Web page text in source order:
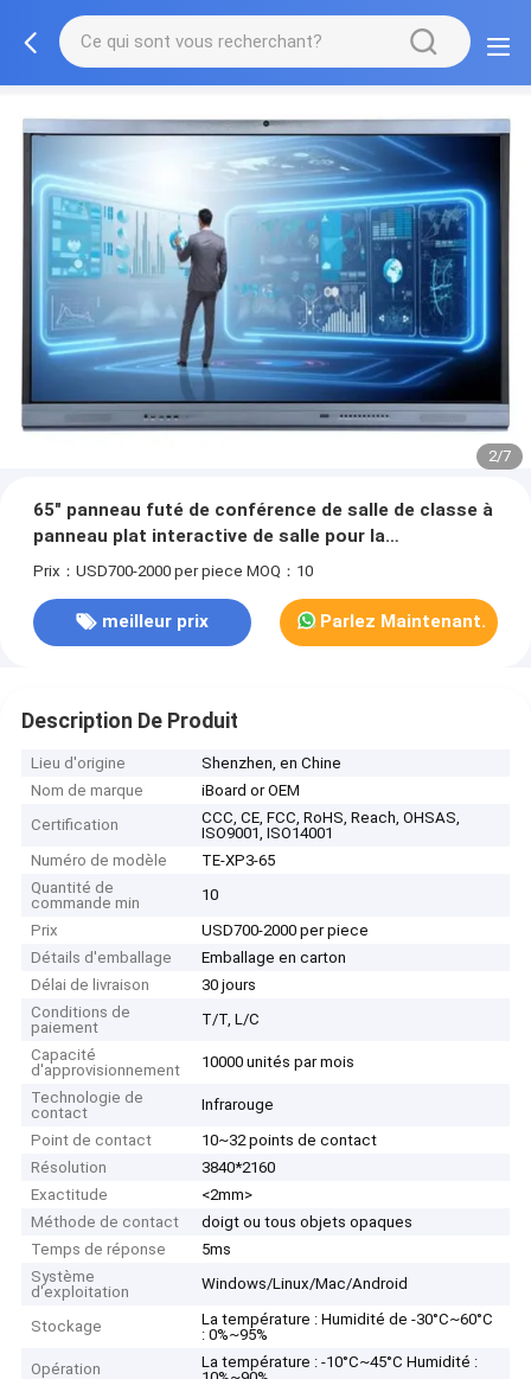
2/7
65" panneau futé de conférence de salle de classe à
panneau plat interactive de salle pour la
présentation
Prix：USD700-2000 per piece MOQ：10
meilleur prix Parlez Maintenant.
Description De Produit
Lieu d'origine
Shenzhen, en Chine
Nom de marque
iBoard or OEM
Certification
CCC, CE, FCC, RoHS, Reach, OHSAS,
ISO9001, ISO14001
Numéro de modèle
TE-XP3-65
Quantité de
commande min
10
Prix
USD700-2000 per piece
Détails d'emballage
Emballage en carton
Délai de livraison
30 jours
Conditions de
paiement
T/T, L/C
Capacité
d'approvisionnement
10000 unités par mois
Technologie de
contact
Infrarouge
Point de contact
10~32 points de contact
Résolution
3840*2160
Exactitude
<2mm>
Méthode de contact
doigt ou tous objets opaques
Temps de réponse
5ms
Système
d'exploitation
Windows/Linux/Mac/Android
Stockage
La température : Humidité de -30°C~60°C
: 0%~95%
Opération
La température : -10°C~45°C Humidité :